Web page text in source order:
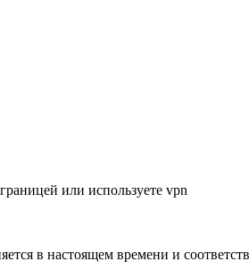
или используете vpn
в настоящем времени и